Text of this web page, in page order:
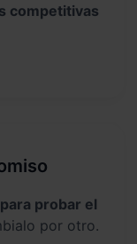
competitivas
probar el
por otro.